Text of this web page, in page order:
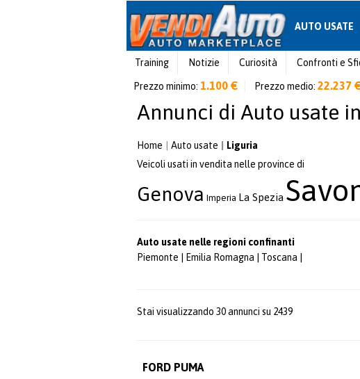
AUTO USATE
Training Notizie Curiosità Confronti e
Prezzo minimo: 1.100 € Prezzo medio: 22.237
Annunci di Auto usate
Home Auto usate
Liguria
Veicoli usati in vendita nelle province di
Genova Imperia La Spezia
Auto usate nelle regioni confinanti
Piemonte
Emilia Romagna Toscana
Stai visualizzando 30 annunci su 2439
FORD PUMA